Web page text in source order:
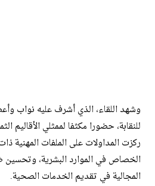
وشهد اللقاء، الذي أشرف عليه نواب
للنقابة، حضورا مكثفا لممثلي الأقاليم
ركزت المداولات على الملفات المهنية
الخصاص في الموارد البشرية، وتحسين
المجالية في تقديم الخدمات الصحية.